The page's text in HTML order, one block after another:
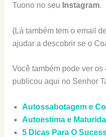
Tuono no seu Instagram.
(Lá também tem o email
ajudar a descobrir se o
Você também pode ver
publicou aqui no Senhor
Autossabotagem e
Autoestima e
5 Dicas Para O